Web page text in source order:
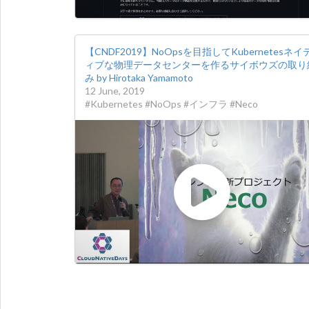
【CNDF2019】NoOpsを目指してKubernetesネイ
ィブな物理データセンターを作るサイボウズの取り
み by Hirotaka Yamamoto
12 June, 2019
#Kubernetes #NoOps #インフラ #Neco